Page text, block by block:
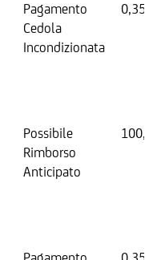
Pagamento
Cedola
Incondizionata
0,35
Possibile
Rimborso
Anticipato